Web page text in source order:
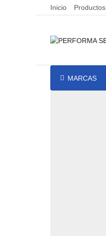
Inicio Productos
MARCAS